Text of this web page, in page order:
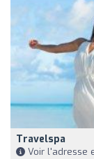
Travelspa
Voir l'adresse